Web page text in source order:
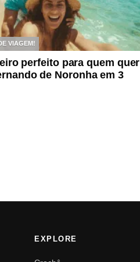
VIAGEM!
perfeito para quem quer
de Noronha em 3
EXPLORE